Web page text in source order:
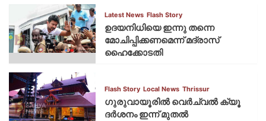
Latest News Flash Story
ഉദയനിധിയെ ഇന്നു തന്നെ
മോചിപ്പിക്കണമെന്ന് മദ്രാസ്
ഹൈക്കോടതി
Flash Story Local News Thrissur
ഗുരുവായൂരില്‍ വെര്‍ച്വല്‍ ക്യൂ
ദര്‍ശനം ഇന്ന് മുതല്‍